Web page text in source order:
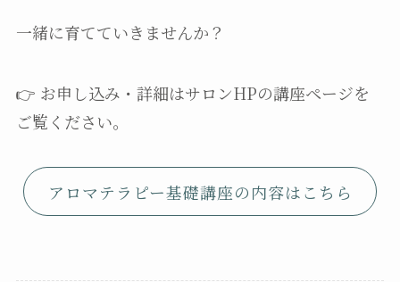
一緒に育てていきませんか？
👉 お申し込み・詳細はサロンHPの講座ページを
ご覧ください。
アロマテラピー基礎講座の内容はこちら